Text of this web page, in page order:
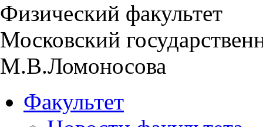
Физический факультет
Московский
М.В.Ломоносова
Факультет